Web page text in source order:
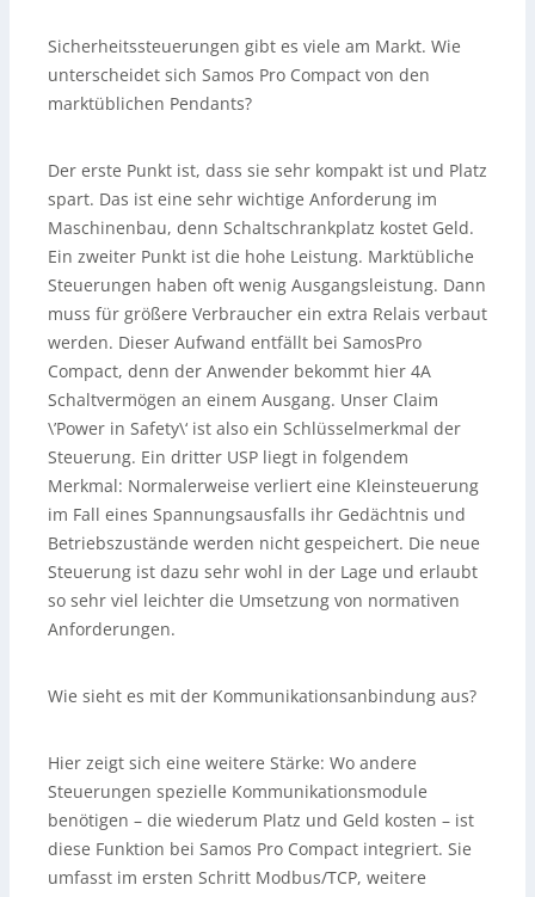
Sicherheitssteuerungen gibt es viele am Markt. Wie
unterscheidet sich Samos Pro Compact von den
marktüblichen Pendants?
Der erste Punkt ist, dass sie sehr kompakt ist und Platz
spart. Das ist eine sehr wichtige Anforderung im
Maschinenbau, denn Schaltschrankplatz kostet Geld.
Ein zweiter Punkt ist die hohe Leistung. Marktübliche
Steuerungen haben oft wenig Ausgangsleistung. Dann
muss für größere Verbraucher ein extra Relais verbaut
werden. Dieser Aufwand entfällt bei SamosPro
Compact, denn der Anwender bekommt hier 4A
Schaltvermögen an einem Ausgang. Unser Claim
\’Power in Safety\‘ ist also ein Schlüsselmerkmal der
Steuerung. Ein dritter USP liegt in folgendem
Merkmal: Normalerweise verliert eine Kleinsteuerung
im Fall eines Spannungsausfalls ihr Gedächtnis und
Betriebszustände werden nicht gespeichert. Die neue
Steuerung ist dazu sehr wohl in der Lage und erlaubt
so sehr viel leichter die Umsetzung von normativen
Anforderungen.
Wie sieht es mit der Kommunikationsanbindung aus?
Hier zeigt sich eine weitere Stärke: Wo andere
Steuerungen spezielle Kommunikationsmodule
benötigen – die wiederum Platz und Geld kosten – ist
diese Funktion bei Samos Pro Compact integriert. Sie
umfasst im ersten Schritt Modbus/TCP, weitere